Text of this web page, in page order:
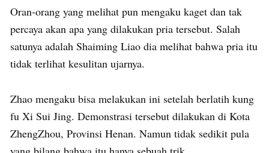
Oran-orang yang melihat pun mengaku kaget dan tak
percaya akan apa yang dilakukan pria tersebut. Salah
satunya adalah Shaiming Liao dia melihat bahwa pria itu
tidak terlihat kesulitan ujarnya.
Zhao mengaku bisa melakukan ini setelah berlatih kung
fu Xi Sui Jing. Demonstrasi tersebut dilakukan di Kota
ZhengZhou, Provinsi Henan. Namun tidak sedikit pula